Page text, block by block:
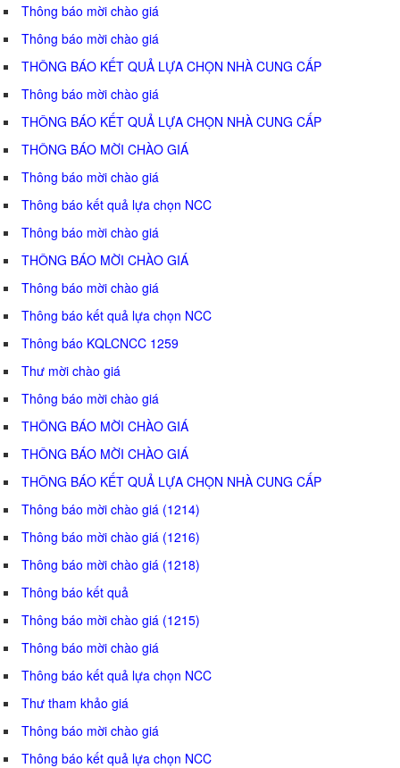
Thông báo mời chào giá
Thông báo mời chào giá
THÔNG BÁO KẾT QUẢ LỰA CHỌN NHÀ CUNG CẤP
Thông báo mời chào giá
THÔNG BÁO KẾT QUẢ LỰA CHỌN NHÀ CUNG CẤP
THÔNG BÁO MỜI CHÀO GIÁ
Thông báo mời chào giá
Thông báo kết quả lựa chọn NCC
Thông báo mời chào giá
THÔNG BÁO MỜI CHÀO GIÁ
Thông báo mời chào giá
Thông báo kết quả lựa chọn NCC
Thông báo KQLCNCC 1259
Thư mời chào giá
Thông báo mời chào giá
THÔNG BÁO MỜI CHÀO GIÁ
THÔNG BÁO MỜI CHÀO GIÁ
THÔNG BÁO KẾT QUẢ LỰA CHỌN NHÀ CUNG CẤP
Thông báo mời chào giá (1214)
Thông báo mời chào giá (1216)
Thông báo mời chào giá (1218)
Thông báo kết quả
Thông báo mời chào giá (1215)
Thông báo mời chào giá
Thông báo kết quả lựa chọn NCC
Thư tham khảo giá
Thông báo mời chào giá
Thông báo kết quả lựa chọn NCC